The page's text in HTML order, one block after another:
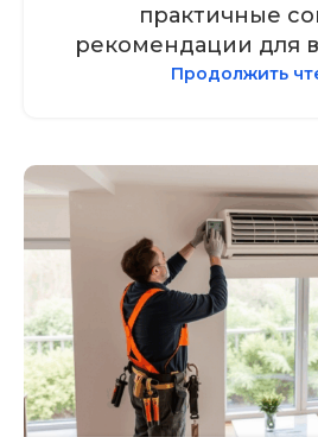
практичные
рекомендации для
Продолжить